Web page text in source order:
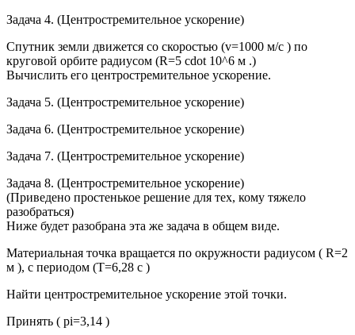
Задача 4. (Центростремительное ускорение)
Спутник земли движется со скоростью (v=1000 м/с ) по
круговой орбите радиусом (R=5 cdot 10^6 м .)
Вычислить его центростремительное ускорение.
Задача 5. (Центростремительное ускорение)
Задача 6. (Центростремительное ускорение)
Задача 7. (Центростремительное ускорение)
Задача 8. (Центростремительное ускорение)
(Приведено простенькое решение для тех, кому тяжело
разобраться)
Ниже будет разобрана эта же задача в общем виде.
Материальная точка вращается по окружности радиусом ( R=2
м ), с периодом (T=6,28 с )
Найти центростремительное ускорение этой точки.
Принять ( pi=3,14 )